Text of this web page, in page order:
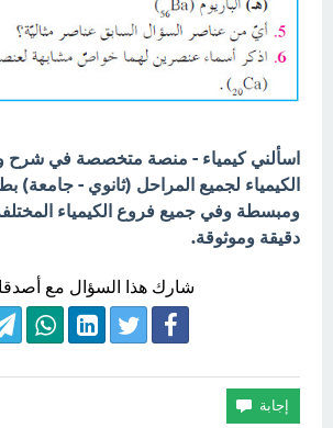
اسألني كيمياء - منصة متخصصة في شرح
الكيمياء لجميع المراحل (ثانوي - جامعة)
ومبسطة وفي جميع فروع الكيمياء
دقيقة وموثوقة.
شارك هذا السؤال مع